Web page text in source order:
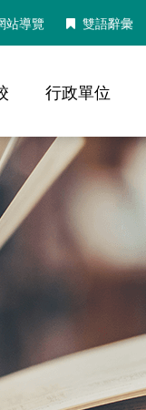
站導覽 雙語辭彙
行政單位